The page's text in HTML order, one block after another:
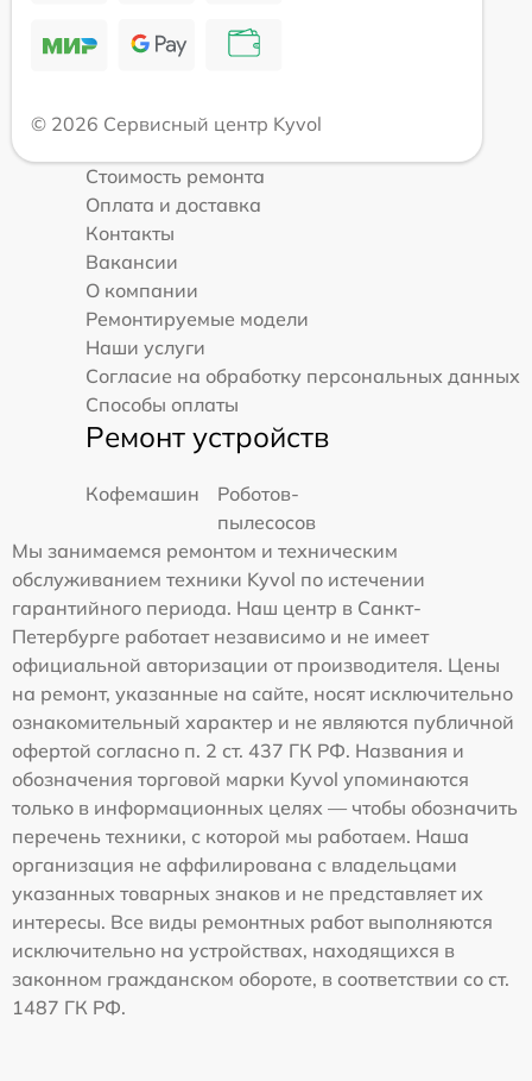
© 2026 Сервисный центр Kyvol
Стоимость ремонта
Оплата и доставка
Контакты
Вакансии
О компании
Ремонтируемые модели
Наши услуги
Согласие на обработку персональных данных
Способы оплаты
Ремонт устройств
Кофемашин
Роботов-
пылесосов
Мы занимаемся ремонтом и техническим
обслуживанием техники Kyvol по истечении
гарантийного периода. Наш центр в Санкт-
Петербурге работает независимо и не имеет
официальной авторизации от производителя. Цены
на ремонт, указанные на сайте, носят исключительно
ознакомительный характер и не являются публичной
офертой согласно п. 2 ст. 437 ГК РФ. Названия и
обозначения торговой марки Kyvol упоминаются
только в информационных целях — чтобы обозначить
перечень техники, с которой мы работаем. Наша
организация не аффилирована с владельцами
указанных товарных знаков и не представляет их
интересы. Все виды ремонтных работ выполняются
исключительно на устройствах, находящихся в
законном гражданском обороте, в соответствии со ст.
1487 ГК РФ.